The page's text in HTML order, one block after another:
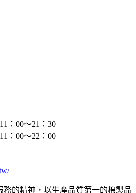
：00～21：30
：00～22：00
務的精神，以生產品質第一的棉製品